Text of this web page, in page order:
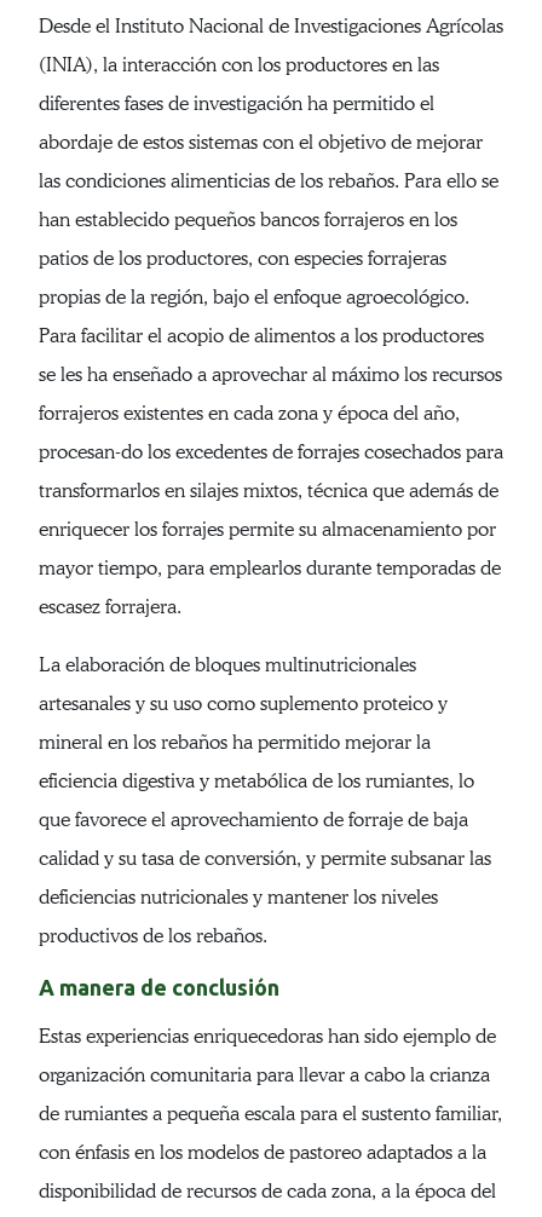
Desde el Instituto Nacional de Investigaciones Agrícolas
(INIA), la interacción con los productores en las
diferentes fases de investigación ha permitido el
abordaje de estos sistemas con el objetivo de mejorar
las condiciones alimenticias de los rebaños. Para ello se
han establecido pequeños bancos forrajeros en los
patios de los productores, con especies forrajeras
propias de la región, bajo el enfoque agroecológico.
Para facilitar el acopio de alimentos a los productores
se les ha enseñado a aprovechar al máximo los recursos
forrajeros existentes en cada zona y época del año,
procesan-do los excedentes de forrajes cosechados para
transformarlos en silajes mixtos, técnica que además de
enriquecer los forrajes permite su almacenamiento por
mayor tiempo, para emplearlos durante temporadas de
escasez forrajera.
La elaboración de bloques multinutricionales
artesanales y su uso como suplemento proteico y
mineral en los rebaños ha permitido mejorar la
eficiencia digestiva y metabólica de los rumiantes, lo
que favorece el aprovechamiento de forraje de baja
calidad y su tasa de conversión, y permite subsanar las
deficiencias nutricionales y mantener los niveles
productivos de los rebaños.
A manera de conclusión
Estas experiencias enriquecedoras han sido ejemplo de
organización comunitaria para llevar a cabo la crianza
de rumiantes a pequeña escala para el sustento familiar,
con énfasis en los modelos de pastoreo adaptados a la
disponibilidad de recursos de cada zona, a la época del